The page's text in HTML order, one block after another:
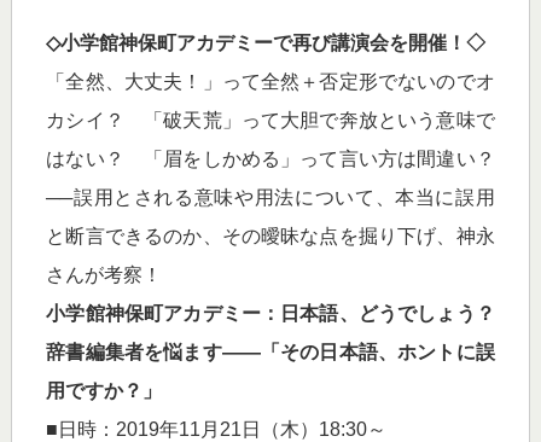
◇小学館神保町アカデミーで再び講演会を開催！◇
「全然、大丈夫！」って全然＋否定形でないのでオ
カシイ？ 「破天荒」って大胆で奔放という意味で
はない？ 「眉をしかめる」って言い方は間違い？
──誤用とされる意味や用法について、本当に誤用
と断言できるのか、その曖昧な点を掘り下げ、神永
さんが考察！
小学館神保町アカデミー：日本語、どうでしょう？
辞書編集者を悩ます――「その日本語、ホントに誤
用ですか？」
■日時：2019年11月21日（木）18:30～